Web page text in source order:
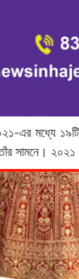
এর মধ্যে ১৯টি
সামনে। ২০২১